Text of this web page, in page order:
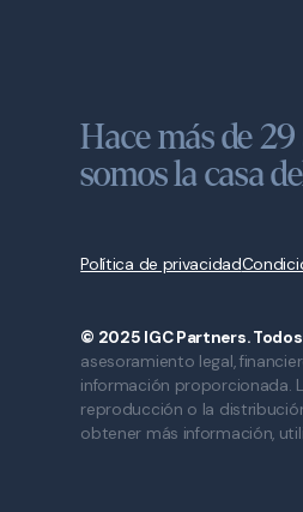
Hace más de 29
somos la casa
Política de privacidad
© 2025 IGC Partners.
asesoramiento legal,
información proporcionada.
reproducción o la
obtener más información,